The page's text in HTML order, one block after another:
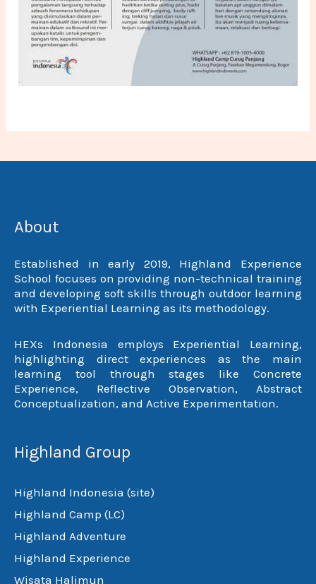
About
Established in early 2019, Highland Experience
School focuses on providing non-technical training
and developing soft skills through outdoor learning
with Experiential Learning as its methodology.
HEXs Indonesia employs Experiential Learning,
highlighting direct experiences as the main
learning tool through stages like Concrete
Experience, Reflective Observation, Abstract
Conceptualization, and Active Experimentation.
Highland Group
Highland Indonesia (site)
Highland Camp (LC)
Highland Adventure
Highland Experience
Wisata Halimun